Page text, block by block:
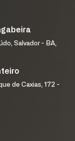
Salvador - BA,
de Caxias, 172 -